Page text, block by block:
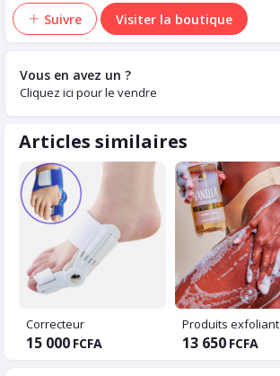
Suivre Visiter la boutique
Vous en avez un ?
Cliquez ici pour le vendre
Articles similaires
Correcteur
15 000 FCFA
Produits exfoliant
13 650 FCFA